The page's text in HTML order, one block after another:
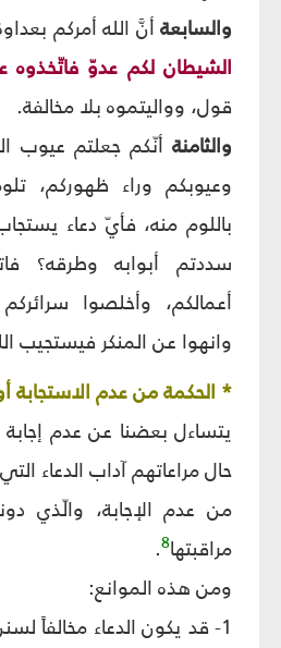
والسابعة أنَّ الله أمركم
الشيطان لكم عدوّ فاتّخذوه
قول، وواليتموه بلا مخالفة.
والثامنة أنّكم جعلتم عيوب
وعيوبكم وراء ظهوركم،
باللوم منه، فأيّ دعاء
سددتم أبوابه وطرقه؟
أعمالكم، وأخلصوا
وانهوا عن المنكر فيستجيب
* الحكمة من عدم الاستجابة
يتساءل بعضنا عن عدم
حال مراعاتهم آداب الدعاء
من عدم الإجابة، والّذي
مراقبتها8
.
ومن هذه الموانع:
1- قد يكون الدعاء مخالفاً